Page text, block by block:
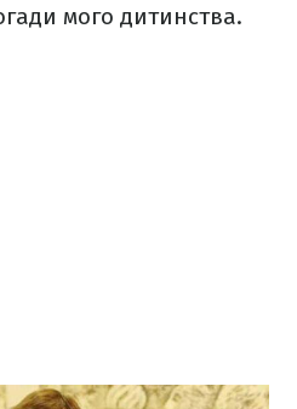
мого дитинства.